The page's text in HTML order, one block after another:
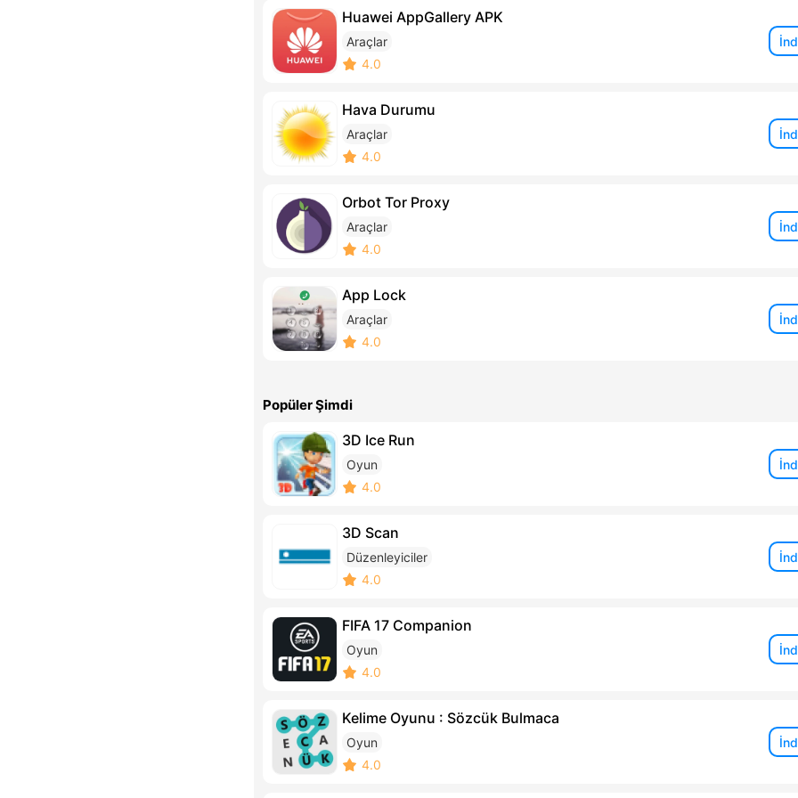
Huawei AppGallery APK
Araçlar
4.0
Hava Durumu
Araçlar
4.0
Orbot Tor Proxy
Araçlar
4.0
App Lock
Araçlar
4.0
Popüler Şimdi
3D Ice Run
Oyun
4.0
3D Scan
Düzenleyiciler
4.0
FIFA 17 Companion
Oyun
4.0
Kelime Oyunu : Sözcük Bulmaca
Oyun
4.0